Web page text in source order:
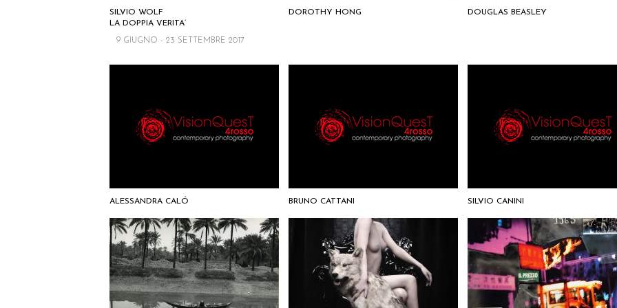
SILVIO WOLF
LA DOPPIA VERITA’
9 GIUGNO - 23 SETTEMBRE 2017
DOROTHY HONG DOUGLAS BEASLEY
ALESSANDRA CALÓ BRUNO CATTANI SILVIO CANINI